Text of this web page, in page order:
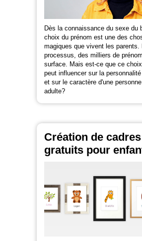
Dès la connaissance du sexe du
choix du prénom est une des
magiques que vivent les parents.
processus, des milliers de
surface. Mais est-ce que ce
peut influencer sur la
et sur le caractère d'une
adulte?
Création de cadres
gratuits pour